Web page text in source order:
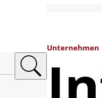
Unternehmen